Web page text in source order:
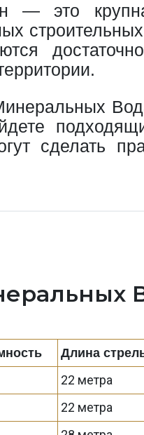
— это
сделать
Длина
22 метра
22 метра